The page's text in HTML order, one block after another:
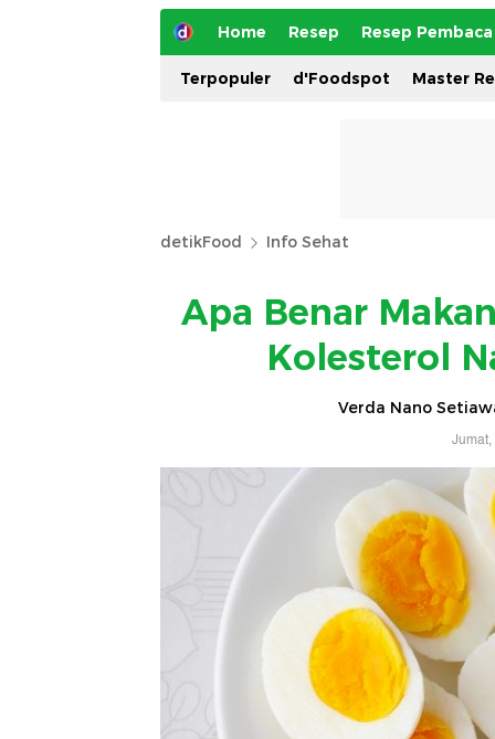
Home Resep Resep Pembaca
Terpopuler d'Foodspot Master
detikFood Info Sehat
Apa Benar
Kolesterol
Verda Nano